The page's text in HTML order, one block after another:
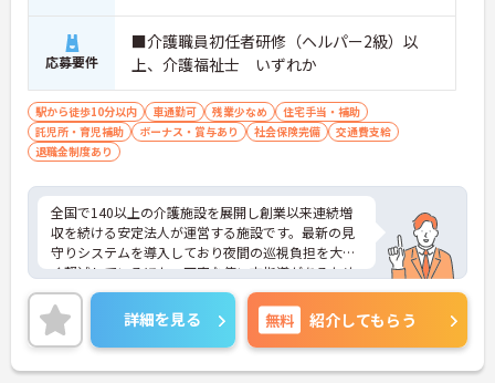
意しています
応募要件
■介護職員初任者研修（ヘルパー2級）以
上、介護福祉士 いずれか
駅から徒歩10分以内 車通勤可 残業少なめ
住宅手当・補助
託児所・育児補助
ボーナス・賞与あり 社会保険完備
交通費支給
退職金制度あり
全国で140以上の介護施設を展開し創業以来連続増
収を続ける安定法人が運営する施設です。最新の見
守りシステムを導入しており夜間の巡視負担を大き
く軽減しているほか、丁寧な使い方指導があるため
安心して業務を始められます。月平均残業10時間程
度、住宅手当や子供手当、1食300円の食事補助など
生活を支える福利厚生が大変充実しています。『ハ
タラクエール2023』の認証も取得しており、資格取
得支援や職種別研修制度を通じて着実なキャリアア
詳細を見る 無料 紹介してもらう